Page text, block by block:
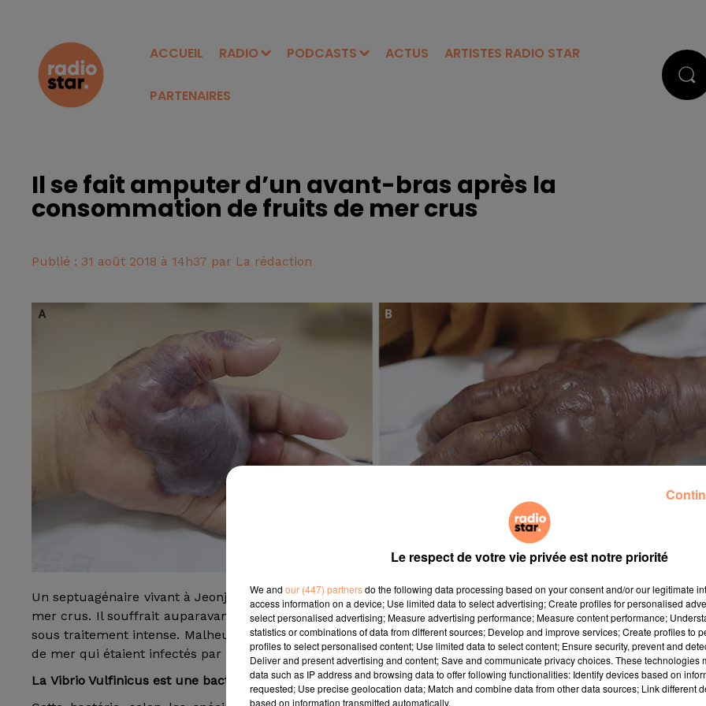
ACCUEIL RADIO PODCASTS ACTUS ARTISTES RADIO STAR
PARTENAIRES
Il se fait amputer d’un avant-bras après la
consommation de fruits de mer crus
Publié : 31 août 2018 à 14h37 par La rédaction
Un septuagénaire vivant à Jeonju, localité, situé en Corée du Sud a été amputé après avoir mangé des fruits
mer crus. Il souffrait auparavant, d’un diabète en stade II, d’hypertension et d’une affection rénale. Il était
sous traitement intense. Malheureusement, le vieil homme a eu la mauvaise idée de consommer cru, des
de mer qui étaient infectés par une bactérie dangereuse, la Vibrio Vulfinicus.
La Vibrio Vulfinicus est une bactérie dangereuse
Le respect de votre vie privée est notre priorité
We and our (447) partnersdo the following data processing based on your consent and/or our legitimate
access information on a device; Use limited data to select advertising; Create profiles for personalised
select personalised advertising; Measure advertising performance; Measure content performance;
statistics or combinations of data from different sources; Develop and improve services; Create profiles to
profiles to select personalised content; Use limited data to select content; Ensure security, prevent and
Deliver and present advertising and content; Save and communicate privacy choices. These technologies
data such as IP address and browsing data to offer following functionalities: Identify devices based on
requested; Use precise geolocation data; Match and combine data from other data sources; Link different
based on information transmitted automatically.